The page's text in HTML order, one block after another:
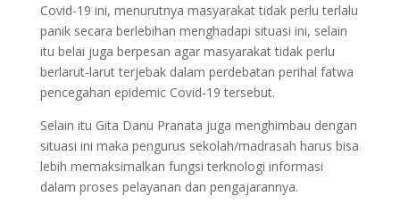
Covid-19 ini, menurutnya masyarakat tidak perlu terlalu
panik secara berlebihan menghadapi situasi ini, selain
itu belai juga berpesan agar masyarakat tidak perlu
berlarut-larut terjebak dalam perdebatan perihal fatwa
pencegahan epidemic Covid-19 tersebut.
Selain itu Gita Danu Pranata juga menghimbau dengan
situasi ini maka pengurus sekolah/madrasah harus bisa
lebih memaksimalkan fungsi terknologi informasi
dalam proses pelayanan dan pengajarannya.